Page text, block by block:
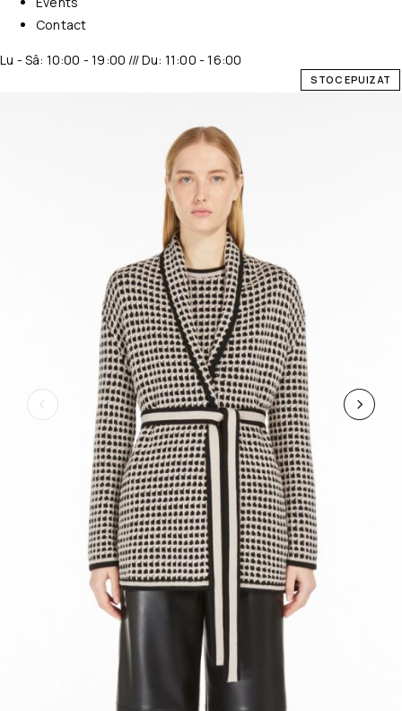
Contact
Lu - Sâ: 10:00 - 19:00 /// Du: 11:00 - 16:00
STOC EPUIZAT